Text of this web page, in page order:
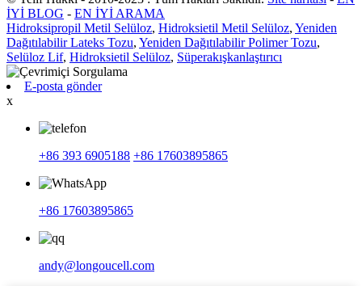
İYİ BLOG - EN İYİ ARAMA
Hidroksipropil Metil Selüloz, Hidroksietil Metil Selüloz, Yeniden
Dağıtılabilir Lateks Tozu, Yeniden Dağıtılabilir Polimer Tozu,
Selüloz Lif, Hidroksietil Selüloz, Süperakışkanlaştırıcı
E-posta gönder
x
+86 393 6905188 +86 17603895865
+86 17603895865
andy@longoucell.com